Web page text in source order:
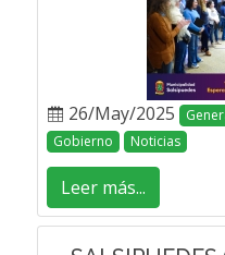
26/May/2025
Gobierno
Noticias
Leer más...